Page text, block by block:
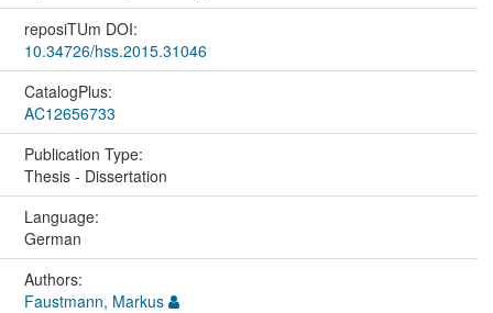
reposiTUm DOI:
10.34726/hss.2015.31046
CatalogPlus:
AC12656733
Publication Type:
Thesis - Dissertation
Language:
German
Authors:
Faustmann, Markus